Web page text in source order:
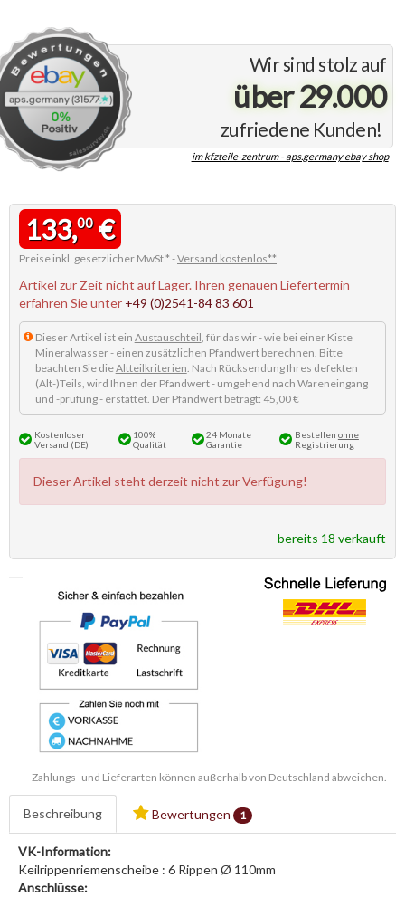
Wir sind stolz auf
über 29.000
zufriedene Kunden!
im kfzteile-zentrum - aps.germany ebay shop
133,00€
Preise inkl. gesetzlicher MwSt.* -Versand kostenlos**
Artikel zur Zeit nicht auf Lager. Ihren genauen Liefertermin
erfahren Sie unter +49 (0)2541-84 83 601
Dieser Artikel ist ein Austauschteil, für das wir - wie bei einer Kiste
Mineralwasser - einen zusätzlichen Pfandwert berechnen. Bitte
beachten Sie dieAltteilkriterien. Nach Rücksendung Ihres defekten
(Alt-)Teils, wird Ihnen der Pfandwert - umgehend nach Wareneingang
und -prüfung - erstattet. Der Pfandwert beträgt: 45,00 €
Kostenloser
Versand (DE)
100%
Qualität
24 Monate
Garantie
Bestellen ohne
Registrierung
Dieser Artikel steht derzeit nicht zur Verfügung!
bereits 18 verkauft
Zahlungs- und Lieferarten können außerhalb von Deutschland abweichen.
Beschreibung Bewertungen 1
VK-Information:
Keilrippenriemenscheibe : 6 Rippen Ø 110mm
Anschlüsse: